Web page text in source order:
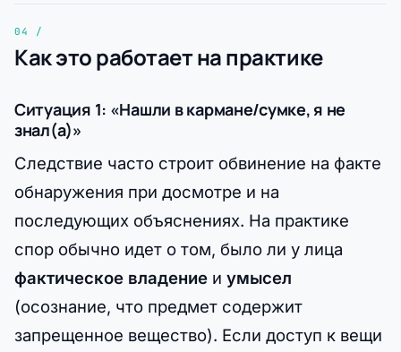
Как это работает на практике
Ситуация 1: «Нашли в кармане/сумке, я не
знал(а)»
Следствие часто строит обвинение на факте
обнаружения при досмотре и на
последующих объяснениях. На практике
спор обычно идет о том, было ли у лица
фактическое владение и умысел
(осознание, что предмет содержит
запрещенное вещество). Если доступ к вещи